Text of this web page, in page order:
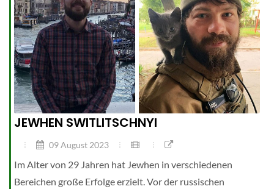
JEWHEN SWITLITSCHNYI
09 August 2023
Im Alter von 29 Jahren hat Jewhen in verschiedenen
Bereichen große Erfolge erzielt. Vor der russischen